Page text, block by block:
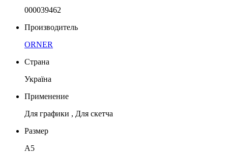
000039462
Производитель
ORNER
Страна
Україна
Применение
Для графики , Для скетча
Размер
А5